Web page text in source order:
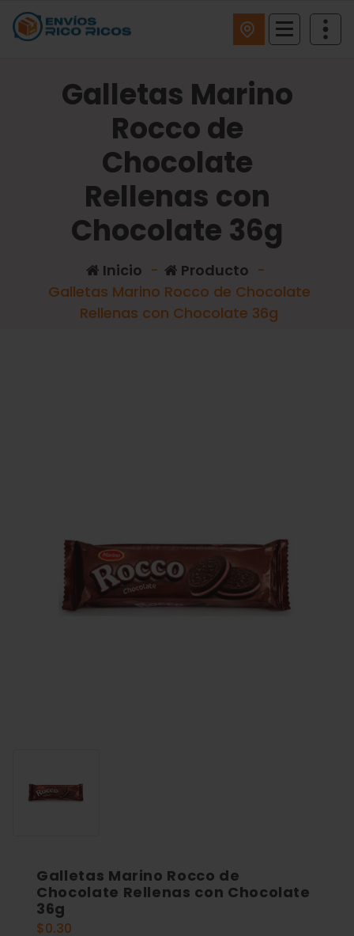
Galletas Marino
Rocco de
Chocolate
Rellenas con
Chocolate 36g
Inicio - Producto -
Galletas Marino Rocco de Chocolate
Rellenas con Chocolate 36g
Galletas Marino Rocco de
Chocolate Rellenas con Chocolate
36g
$0.30